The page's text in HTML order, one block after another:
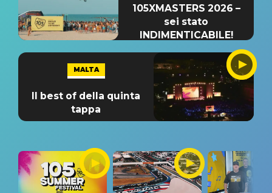
105XMASTERS 2026 –
sei stato
INDIMENTICABILE!
MALTA
Il best of della quinta
tappa